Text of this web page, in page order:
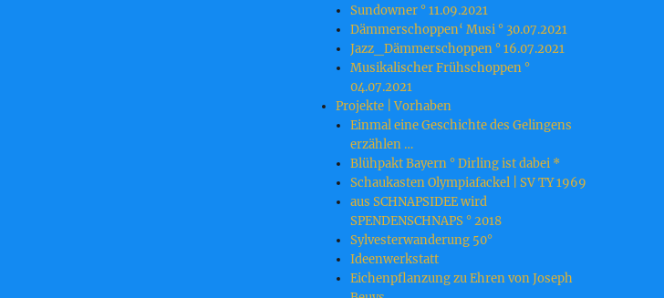
Sundowner ° 11.09.2021
Dämmerschoppen‘ Musi ° 30.07.2021
Jazz_Dämmerschoppen ° 16.07.2021
Musikalischer Frühschoppen °
04.07.2021
Projekte | Vorhaben
Einmal eine Geschichte des Gelingens
erzählen …
Blühpakt Bayern ° Dirling ist dabei *
Schaukasten Olympiafackel | SV TY 1969
aus SCHNAPSIDEE wird
SPENDENSCHNAPS ° 2018
Sylvesterwanderung 50°
Ideenwerkstatt
Eichenpflanzung zu Ehren von Joseph